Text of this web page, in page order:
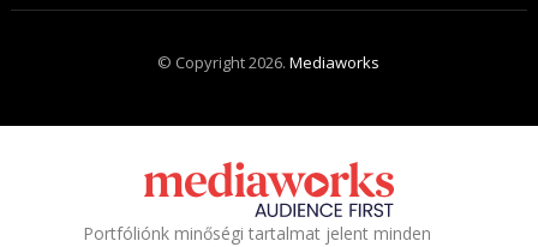
© Copyright 2026.Mediaworks
Portfóliónk minőségi tartalmat jelent minden